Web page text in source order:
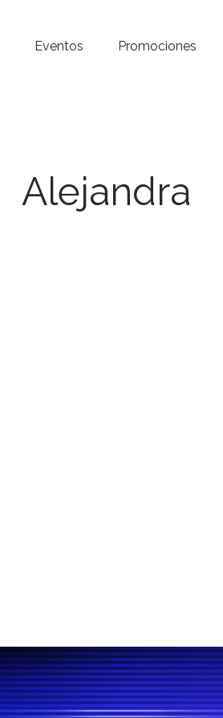
Eventos Promociones
Alejandra